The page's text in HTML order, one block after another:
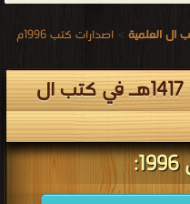
ال العلمية >
اصدارات كتب 1996م
اصدارات كتب 1996م - 1417هـ في كتب ال